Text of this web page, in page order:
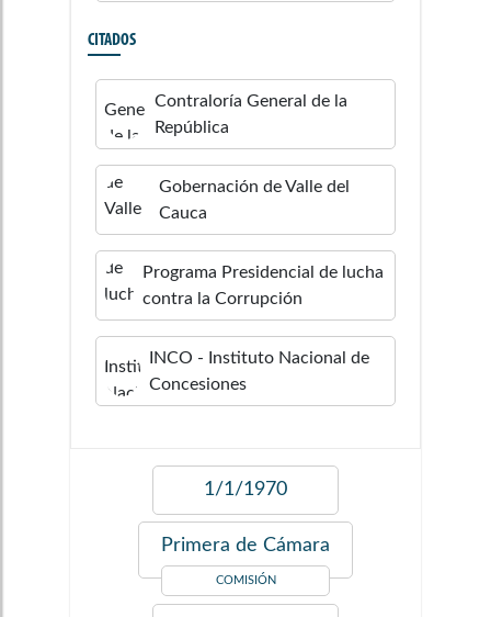
CITADOS
Contraloría General de la
República
Gobernación de Valle del
Cauca
Programa Presidencial de lucha
contra la Corrupción
INCO - Instituto Nacional de
Concesiones
1/1/1970
Primera de Cámara
COMISIÓN